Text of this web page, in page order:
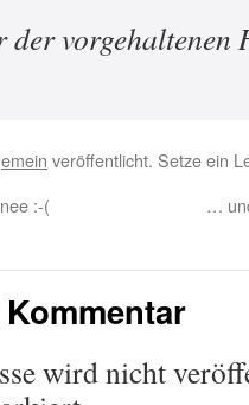
vorgehaltenen
veröffentlicht. Setze ein
:-( …
wird nicht